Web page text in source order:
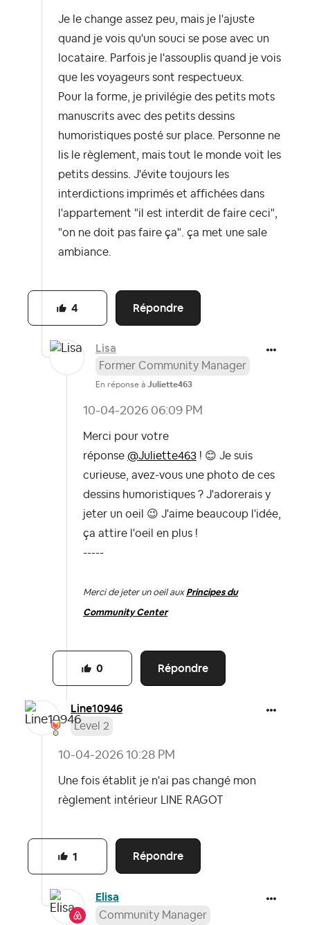
Je le change assez peu, mais je l'ajuste
quand je vois qu'un souci se pose avec un
locataire. Parfois je l'assouplis quand je vois
que les voyageurs sont respectueux.
Pour la forme, je privilégie des petits mots
manuscrits avec des petits dessins
humoristiques posté sur place. Personne ne
lis le règlement, mais tout le monde voit les
petits dessins. J'évite toujours les
interdictions imprimés et affichées dans
l'appartement "il est interdit de faire ceci",
"on ne doit pas faire ça". ça met une sale
ambiance.
Répondre
4
Lisa
Former Community Manager
En réponse à Juliette463
‎10-04-2026 06:09 PM
Merci pour votre
réponse @Juliette463 ! 😊 Je suis
curieuse, avez-vous une photo de ces
dessins humoristiques ? J'adorerais y
jeter un oeil 😉 J'aime beaucoup l'idée,
ça attire l'oeil en plus !
-----
Merci de jeter un oeil aux Principes du
Community Center
Répondre
0
Line10946
Level 2
‎10-04-2026 10:28 PM
Une fois établit je n'ai pas changé mon
règlement intérieur LINE RAGOT
Répondre
1
Elisa
Community Manager